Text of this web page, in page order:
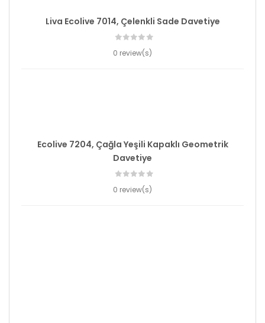
Liva Ecolive 7014, Çelenkli Sade Davetiye
0 review(s)
Ecolive 7204, Çağla Yeşili Kapaklı Geometrik
Davetiye
0 review(s)